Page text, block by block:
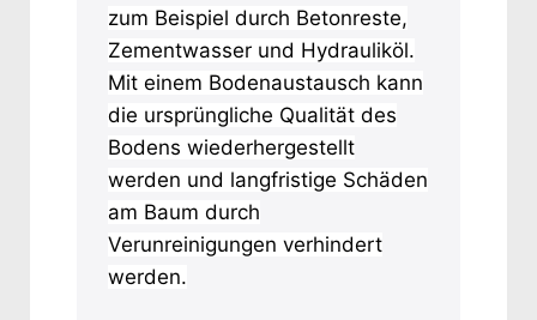
zum Beispiel durch Betonreste,
Zementwasser und Hydrauliköl.
Mit einem Bodenaustausch kann
die ursprüngliche Qualität des
Bodens wiederhergestellt
werden und langfristige Schäden
am Baum durch
Verunreinigungen verhindert
werden.